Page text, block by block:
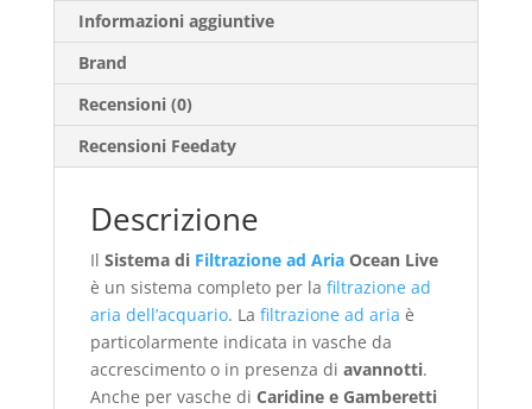
Informazioni aggiuntive
Brand
Recensioni (0)
Recensioni Feedaty
Descrizione
Il Sistema di Filtrazione ad AriaOcean Live
è un sistema completo per la filtrazione ad
aria dell’acquario. La filtrazione ad aria è
particolarmente indicata in vasche da
accrescimento o in presenza di avannotti.
Anche per vasche di Caridine e Gamberetti